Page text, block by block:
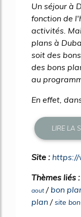
Un séjour à
fonction de
activités.
plans à
soit des
des bons
au
En effet, dans
LIRE LA
Site :
Thèmes liés :
aout/ bon
plan /site